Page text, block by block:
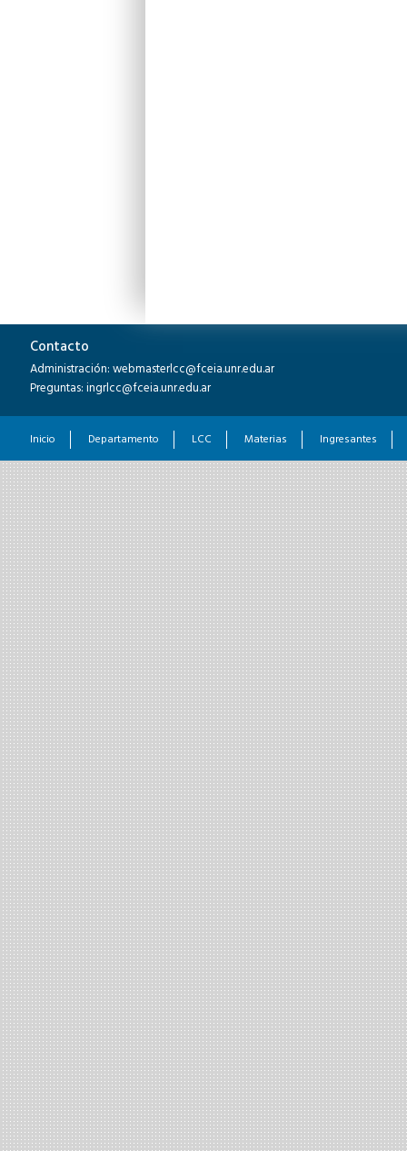
Contacto
Administración: webmasterlcc@fceia.unr.edu.ar
Preguntas: ingrlcc@fceia.unr.edu.ar
Inicio Departamento LCC Materias Ingresantes